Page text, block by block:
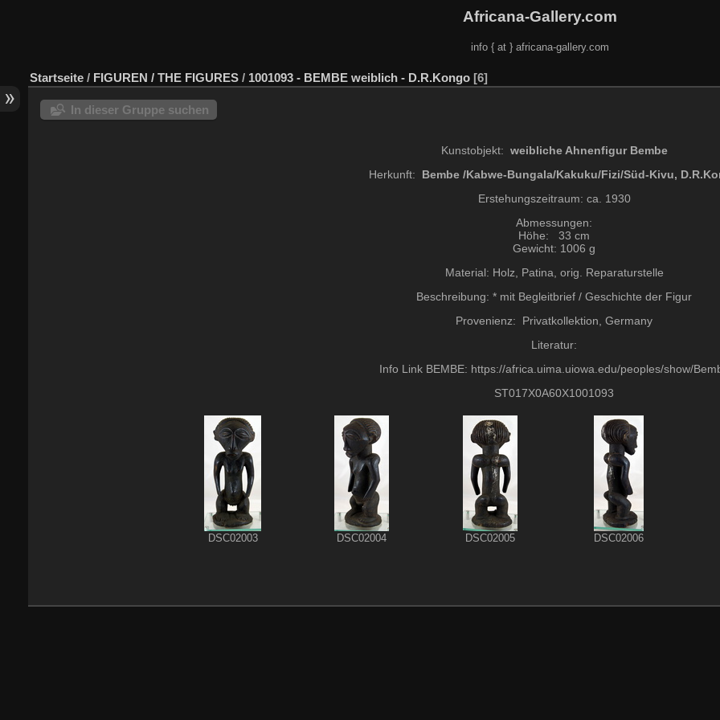
Africana-Gallery.com
info { at } africana-gallery.com
Startseite / FIGUREN / THE FIGURES / 1001093 - BEMBE weiblich - D.R.Kongo 6
In dieser Gruppe suchen
Kunstobjekt: weibliche Ahnenfigur Bembe
Herkunft: Bembe /Kabwe-Bungala/Kakuku/Fizi/Süd-Kivu,
Erstehungszeitraum: ca. 1930
Abmessungen:
Höhe: 33 cm
Gewicht: 1006 g
Material: Holz, Patina, orig. Reparaturstelle
Beschreibung: * mit Begleitbrief / Geschichte der Figur
Provenienz: Privatkollektion, Germany
Literatur:
Info Link BEMBE: https://africa.uima.uiowa.edu/peoples/show/
ST017X0A60X1001093
DSC02003 DSC02004 DSC02005 DSC02006